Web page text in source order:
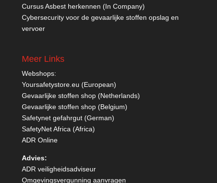
Cursus Asbest herkennen (In Company)
Cybersecurity voor de gevaarlijke stoffen opslag en
vervoer
Meer Links
Webshops:
Yoursafetystore.eu (European)
Gevaarlijke stoffen shop (Netherlands)
Gevaarlijke stoffen shop (Belgium)
Safetynet gefahrgut(German)
SafetyNet Africa (Africa)
ADR Online
Advies:
ADR veiligheidsadviseur
Omgevingsvergunning aanvragen